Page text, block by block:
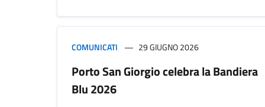
COMUNICATI 29 GIUGNO 2026
Porto San Giorgio celebra la Bandiera
Blu 2026